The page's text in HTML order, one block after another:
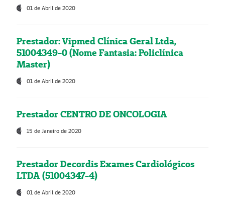
01 de Abril de 2020
Prestador: Vipmed Clínica Geral Ltda,
51004349-0 (Nome Fantasia: Policlínica
Master)
01 de Abril de 2020
Prestador CENTRO DE ONCOLOGIA
15 de Janeiro de 2020
Prestador Decordis Exames Cardiológicos
LTDA (51004347-4)
01 de Abril de 2020